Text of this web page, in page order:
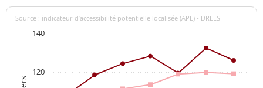
Source : indicateur d’accessibilité potentielle localisée (APL) - DREES
120
140